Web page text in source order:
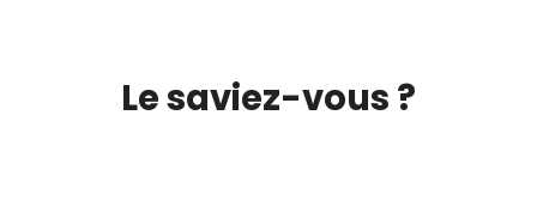
Le saviez-vous ?